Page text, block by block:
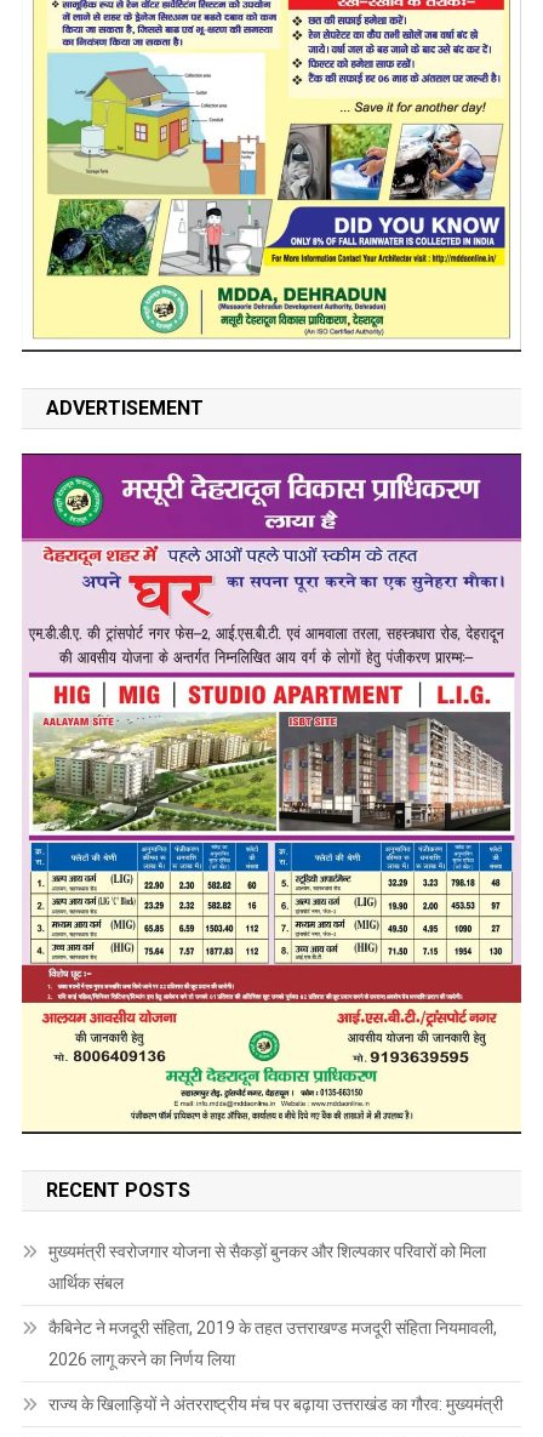
ADVERTISEMENT
RECENT POSTS
मुख्यमंत्री स्वरोजगार योजना से सैकड़ों बुनकर और शिल्पकार परिवारों को मिला
आर्थिक संबल
कैबिनेट ने मजदूरी संहिता, 2019 के तहत उत्तराखण्ड मजदूरी संहिता नियमावली,
2026 लागू करने का निर्णय लिया
राज्य के खिलाड़ियों ने अंतरराष्ट्रीय मंच पर बढ़ाया उत्तराखंड का गौरव: मुख्यमंत्री